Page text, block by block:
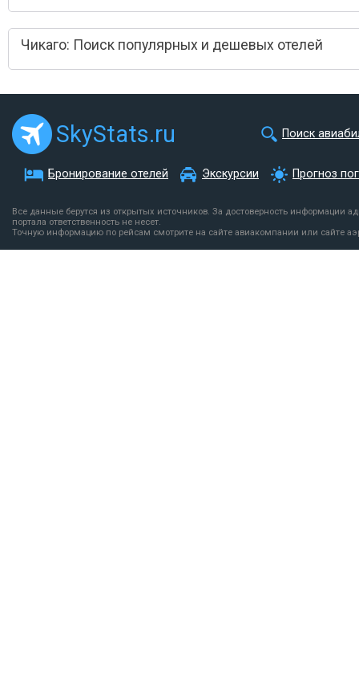
Чикаго: Поиск популярных и дешевых отелей
SkyStats.ru Поиск
Бронирование отелей Экскурсии Прогноз
Все данные берутся из открытых источников. За достоверность информации
портала ответственность не несет.
Точную информацию по рейсам смотрите на сайте авиакомпании или сайте